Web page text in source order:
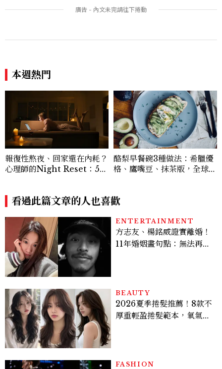
力。」
本週熱門
報復性熬夜、回家還在內耗？
心理師的Night Reset：5個
酪梨早餐碗3種做法：希臘優
格、鷹嘴豆、抹茶版，全球C
看過此篇文章的人也喜歡
ENTERTAINMENT
方志友、楊銘威證實離婚！
11年婚姻畫句點：無法再做
BEAUTY
2026夏季捲髮推薦！8款不
厚重輕盈捲髮範本，氧氣層
FASHION